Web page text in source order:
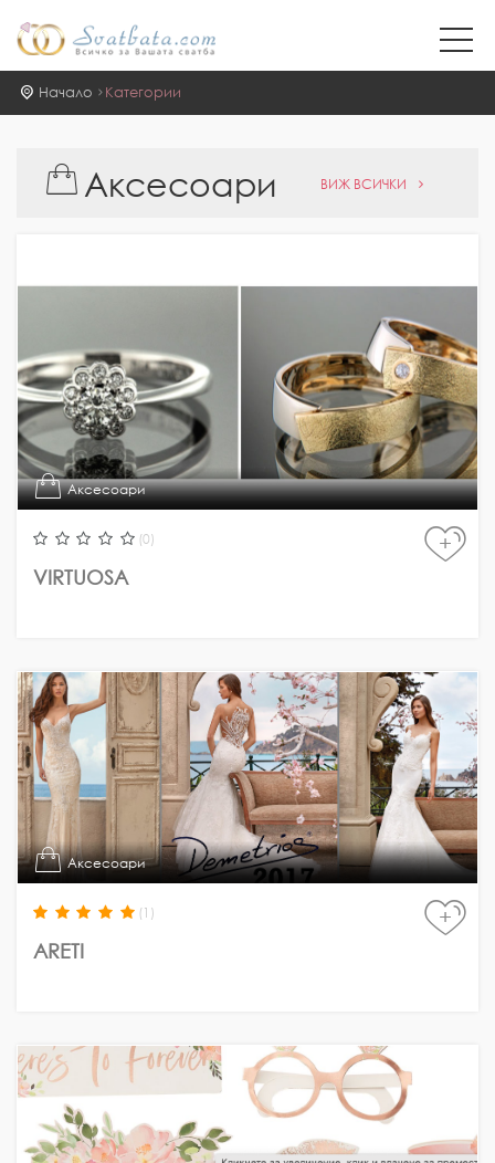
Начало Категории
Аксесоари ВИЖ ВСИЧКИ
Аксесоари
(0)
VIRTUOSA
+
Аксесоари
(1)
ARETI
+